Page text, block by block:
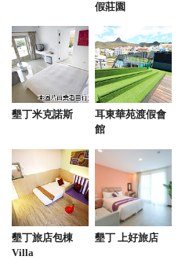
假莊園
墾丁米克諾斯
耳東華苑渡假會
館
墾丁旅店包棟
Villa
墾丁 上好旅店